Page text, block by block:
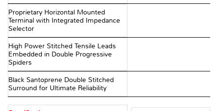
Proprietary Horizontal Mounted
Terminal with Integrated Impedance
Selector
High Power Stitched Tensile Leads
Embedded in Double Progressive
Spiders
Black Santoprene Double Stitched
Surround for Ultimate Reliability